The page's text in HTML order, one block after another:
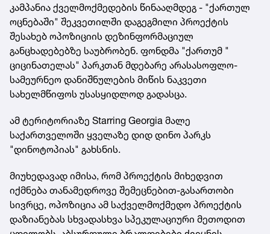
კამპანია ქველმოქმედების წინააღმდეგ - "ქართულ
ოცნებაში" შეკვეთილში დაგეგმილი პროექტის
შესახებ ოპოზიციის დეზინფორმაციულ
განცხადებებზე საუბრობენ. ფონდმა "ქართუმ "
ციცინათელას" პარკთან მდებარე არასასოფლო-
სამეურნეო დანიშნულების მიწის ნაკვეთი
სახელმწიფოს უსასყიდლოდ გადასცა.
ამ ტერიტორიაზე Starring Georgia მალე
საქართველოში ყველაზე დიდ დინო პარკს
"დინოტოპიას" გახსნის.
მიუხედავად იმისა, რომ პროექტის მიხედვით
იქმნება თანამედროვე შემეცნებით-გასართობი
სივრცე, ოპოზიცია ამ საქველმოქმედო პროექტის
დაზიანებას სხვადასხვა სპეკულაციური მეთოდით